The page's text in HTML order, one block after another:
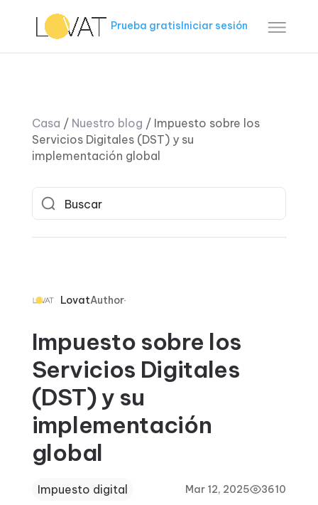
Prueba gratisIniciar sesión
Casa / Nuestro blog / Impuesto sobre los
Servicios Digitales (DST) y su
implementación global
LovatAuthor
Impuesto sobre los
Servicios Digitales
(DST) y su
implementación
global
Impuesto digital Mar 12, 2025 3610